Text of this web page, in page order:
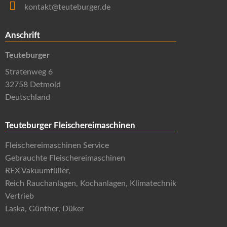
kontakt@teuteburger.de
Anschrift
Teuteburger
Stratenweg 6
32758 Detmold
Deutschland
Teuteburger Fleischereimaschinen
Fleischereimaschinen Service
Gebrauchte Fleischereimaschinen
REX Vakuumfüller,
Reich Rauchanlagen, Kochanlagen, Klimatechnik
Vertrieb
Laska, Günther, Düker